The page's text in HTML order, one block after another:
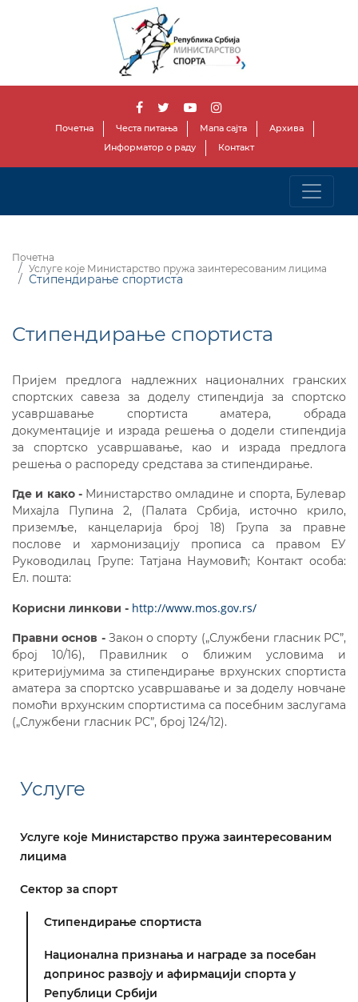
Почетна Честа питања Мапа сајта
Архива
Информатор о раду
Контакт
Почетна
Услуге које Министарство пружа заинтересованим лицима
Стипендирање спортиста
Стипендирање спортиста
Пријем предлога надлежних националних гранских
спортских савеза за доделу стипендија за спортско
усавршавање спортиста аматера, обрада
документације и израда решења о додели стипендија
за спортско усавршавање, као и израда предлога
решења о распореду средстава за стипендирање.
Где и како - Министарство омладине и спорта, Булевар
Михајла Пупина 2, (Палата Србија, источно крило,
приземље, канцеларија број 18) Група за правне
послове и хармонизацију прописа са правом ЕУ
Руководилац Групе: Татјана Наумовић; Контакт особа:
Eл. пошта:
Корисни линкови - http://www.mos.gov.rs/
Правни основ - Закон о спорту („Службени гласник РС”,
број 10/16), Правилник о ближим условима и
критеријумима за стипендирање врхунских спортиста
аматера за спортско усавршавање и за доделу новчане
помоћи врхунским спортистима са посебним заслугама
(„Службени гласник РС”, број 124/12).
Услуге
Услуге које Министарство пружа заинтересованим
лицима
Сектор за спорт
Стипендирање спортиста
Национална признања и награде за посебан
допринос развоју и афирмацији спорта у
Републици Србији